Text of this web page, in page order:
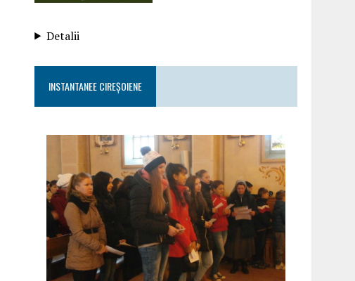
Detalii
INSTANTANEE CIREȘOIENE